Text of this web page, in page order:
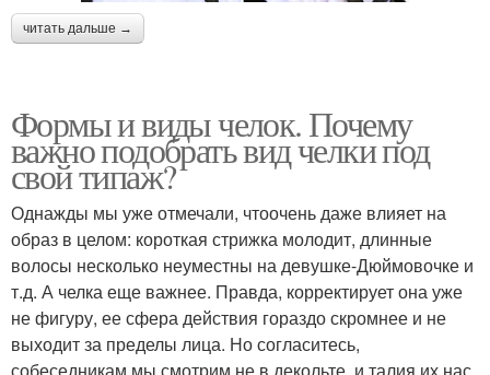
читать дальше →
Формы и виды челок. Почему
важно подобрать вид челки под
свой типаж?
Однажды мы уже отмечали, чтоочень даже влияет на
образ в целом: короткая стрижка молодит, длинные
волосы несколько неуместны на девушке-Дюймовочке и
т.д. А челка еще важнее. Правда, корректирует она уже
не фигуру, ее сфера действия гораздо скромнее и не
выходит за пределы лица. Но согласитесь,